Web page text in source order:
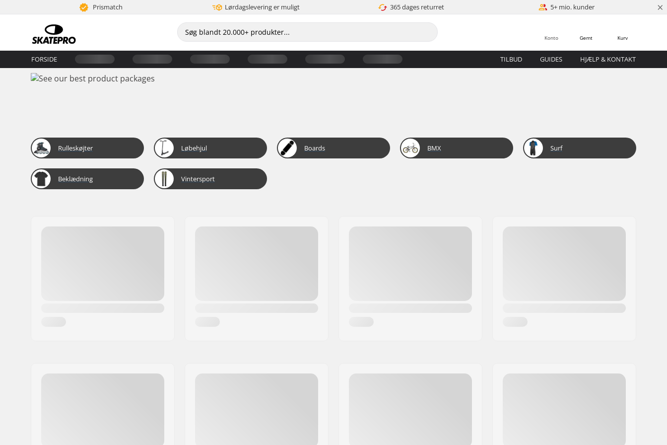
Prismatch Lørdagslevering er muligt 365 dages returret 5+ mio. kunder ×
Kurv
Gemt
Konto
FORSIDE TILBUD GUIDES HJÆLP & KONTAKT
Rulleskøjter Løbehjul Boards BMX Surf
Beklædning Vintersport